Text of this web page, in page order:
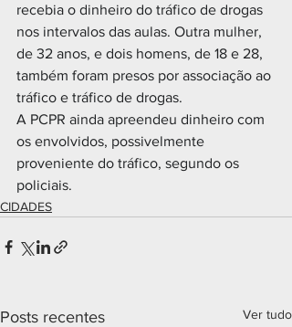
recebia o dinheiro do tráfico de drogas
nos intervalos das aulas. Outra mulher,
de 32 anos, e dois homens, de 18 e 28,
também foram presos por associação ao
tráfico e tráfico de drogas.
A PCPR ainda apreendeu dinheiro com
os envolvidos, possivelmente
proveniente do tráfico, segundo os
policiais.
CIDADES
Posts recentes Ver tudo